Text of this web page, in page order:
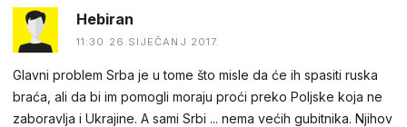
Hebiran
11:30 26.SIJEČANJ 2017.
Glavni problem Srba je u tome što misle da će ih spasiti ruska
braća, ali da bi im pomogli moraju proći preko Poljske koja ne
zaboravlja i Ukrajine. A sami Srbi ... nema većih gubitnika. Njihov